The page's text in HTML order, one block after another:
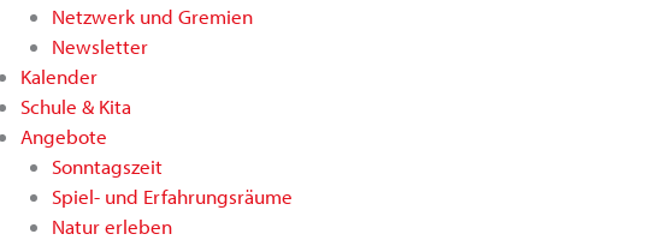
Netzwerk und Gremien
Newsletter
Kalender
Schule & Kita
Angebote
Sonntagszeit
Spiel- und Erfahrungsräume
Natur erleben